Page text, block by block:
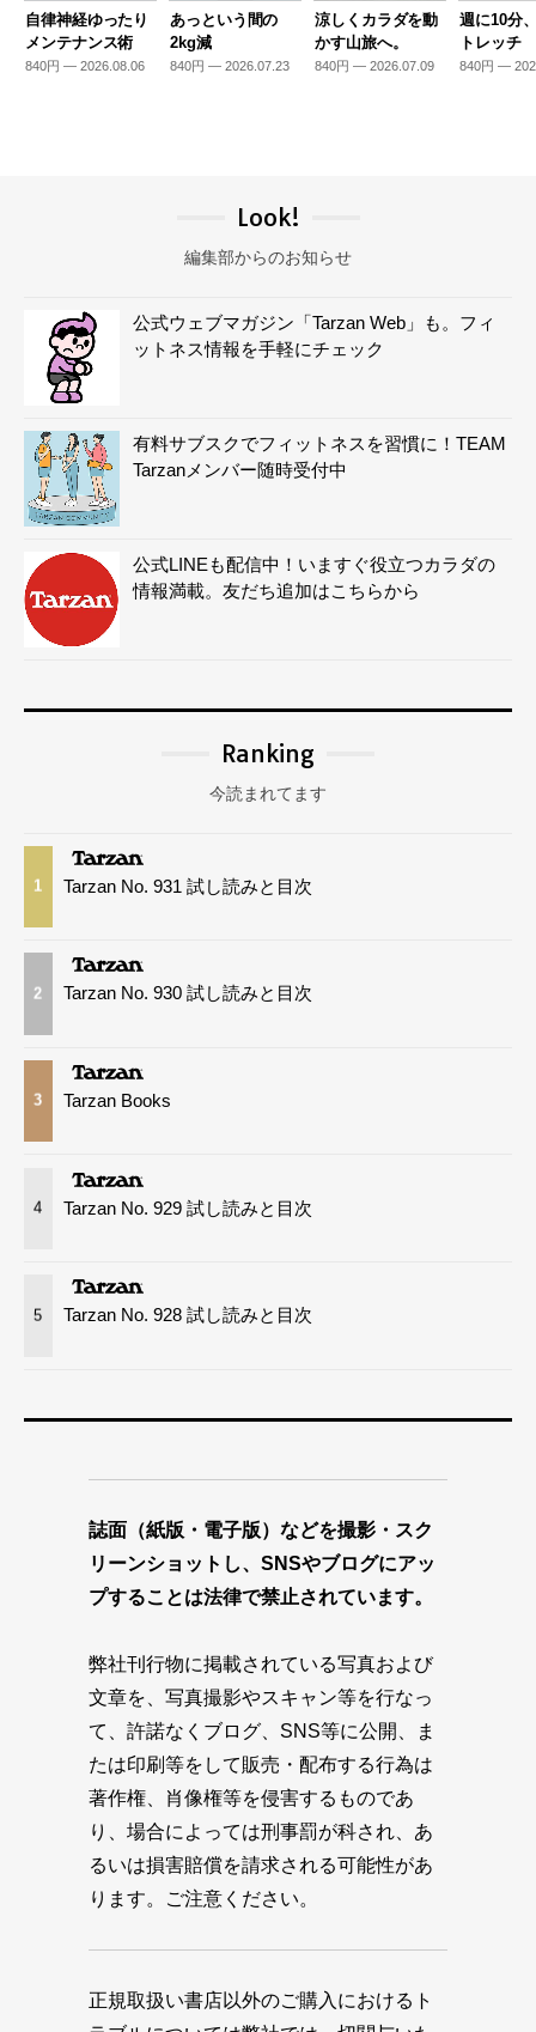
自律神経ゆったり
メンテナンス術
840円 — 2026.08.06
あっという間の
2kg減
840円 — 2026.07.23
涼しくカラダを動
かす山旅へ。
840円 — 2026.07.09
週に10分
トレッチ
840円 —
Look!
編集部からのお知らせ
公式ウェブマガジン「Tarzan Web」も。フィ
ットネス情報を手軽にチェック
有料サブスクでフィットネスを習慣に！TEAM
Tarzanメンバー随時受付中
公式LINEも配信中！いますぐ役立つカラダの
情報満載。友だち追加はこちらから
Ranking
今読まれてます
1 Tarzan No. 931 試し読みと目次
2 Tarzan No. 930 試し読みと目次
3 Tarzan Books
4 Tarzan No. 929 試し読みと目次
5 Tarzan No. 928 試し読みと目次
誌面（紙版・電子版）などを撮影・スク
リーンショットし、SNSやブログにアッ
プすることは法律で禁止されています。
弊社刊行物に掲載されている写真および
文章を、写真撮影やスキャン等を行なっ
て、許諾なくブログ、SNS等に公開、ま
たは印刷等をして販売・配布する行為は
著作権、肖像権等を侵害するものであ
り、場合によっては刑事罰が科され、あ
るいは損害賠償を請求される可能性があ
ります。ご注意ください。
正規取扱い書店以外のご購入におけるト